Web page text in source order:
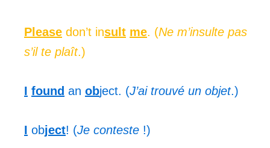
Please don’t insult me. (Ne m’insulte pas
s’il te plaît.)
I found an object. (J’ai trouvé un objet.)
I object! (Je conteste !)